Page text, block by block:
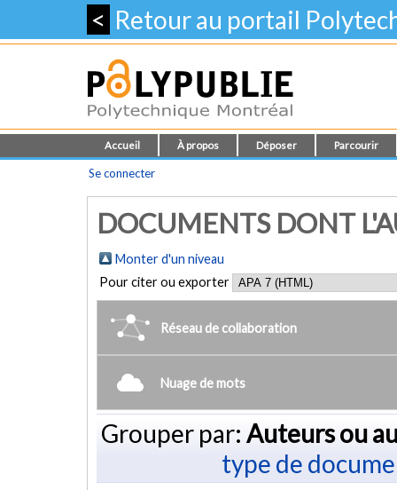
< Retour au portail
Accueil À propos Déposer Parcourir
Se connecter
DOCUMENTS DONT
Monter d'un niveau
Pour citer ou exporter
Réseau de collaboration
Nuage de mots
Grouper par: Auteurs ou
type de